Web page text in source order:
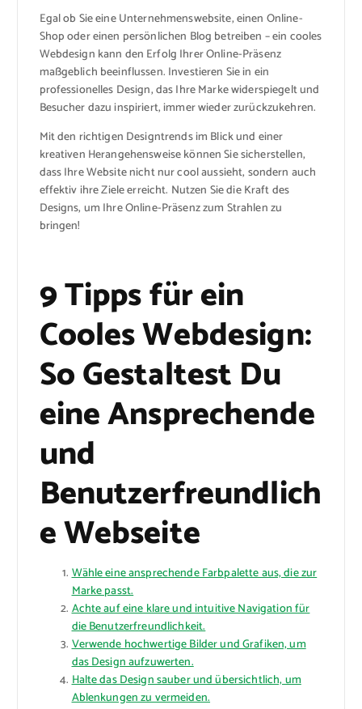
Egal ob Sie eine Unternehmenswebsite, einen Online-
Shop oder einen persönlichen Blog betreiben – ein cooles
Webdesign kann den Erfolg Ihrer Online-Präsenz
maßgeblich beeinflussen. Investieren Sie in ein
professionelles Design, das Ihre Marke widerspiegelt und
Besucher dazu inspiriert, immer wieder zurückzukehren.
Mit den richtigen Designtrends im Blick und einer
kreativen Herangehensweise können Sie sicherstellen,
dass Ihre Website nicht nur cool aussieht, sondern auch
effektiv ihre Ziele erreicht. Nutzen Sie die Kraft des
Designs, um Ihre Online-Präsenz zum Strahlen zu
bringen!
9 Tipps für ein
Cooles Webdesign:
So Gestaltest Du
eine Ansprechende
und
Benutzerfreundlich
e Webseite
Wähle eine ansprechende Farbpalette aus, die zur
Marke passt.
Achte auf eine klare und intuitive Navigation für
die Benutzerfreundlichkeit.
Verwende hochwertige Bilder und Grafiken, um
das Design aufzuwerten.
Halte das Design sauber und übersichtlich, um
Ablenkungen zu vermeiden.